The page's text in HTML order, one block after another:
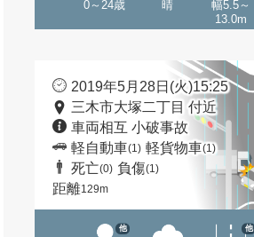
0～24歳 晴
幅5.5～
13.0m
2019年5月28日(火)15:25
三木市大塚二丁目 付近
車両相互 小破事故
軽自動車(1) 軽貨物車(1)
死亡(0) 負傷(1)
距離129m
他 他